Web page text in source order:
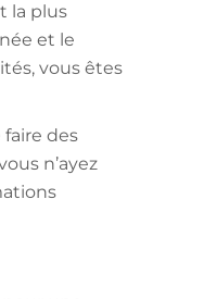
la plus
et le
vous êtes
faire des
n’ayez